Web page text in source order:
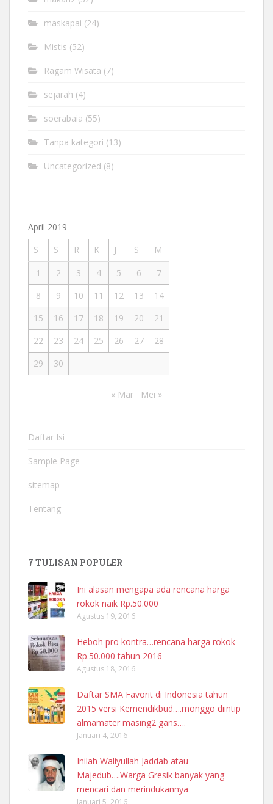
maskapai (24)
Mistis (52)
Ragam Wisata (7)
sejarah (4)
soerabaia (55)
Tanpa kategori (13)
Uncategorized (8)
April 2019
S
S R K J S
M
1
2 3 4 5 6
7
8
9 10 11 12 13
14
15
16 17 18 19 20
21
22
23 24 25 26 27
28
29
30
« Mar Mei »
Daftar Isi
Sample Page
sitemap
Tentang
7 TULISAN POPULER
Ini alasan mengapa ada rencana harga
rokok naik Rp.50.000
Agustus 19, 2016
Heboh pro kontra…rencana harga rokok
Rp.50.000 tahun 2016
Agustus 18, 2016
Daftar SMA Favorit di Indonesia tahun
2015 versi Kemendikbud….monggo diintip
almamater masing2 gans….
Januari 4, 2016
Inilah Waliyullah Jaddab atau
Majedub….Warga Gresik banyak yang
mencari dan merindukannya
Januari 5, 2016